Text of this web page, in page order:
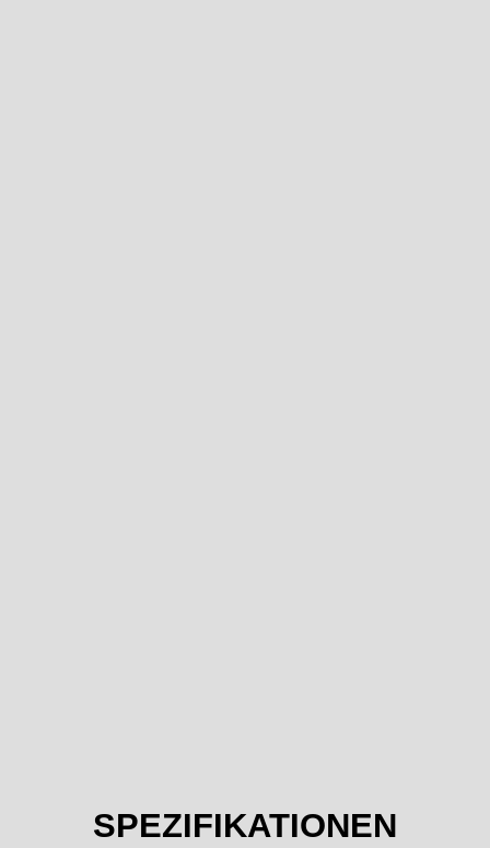
SPEZIFIKATIONEN